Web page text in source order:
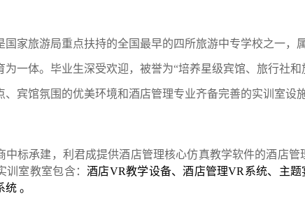
国家旅游局重点扶持的全国最早的四所旅游中专学校之一，
为一体。毕业生深受欢迎，被誉为“培养星级宾馆、旅行社和
、宾馆氛围的优美环境和酒店管理专业齐备完善的实训室设
中标承建，利君成提供酒店管理核心仿真教学软件的酒店管
训室教室包含：酒店VR教学设备、酒店管理VR系统、主
统 。